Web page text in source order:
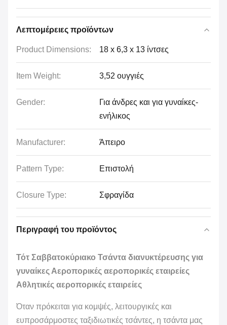
Λεπτομέρειες προϊόντων
Product Dimensions: 18 x 6,3 x 13 ίντσες
Item Weight: 3,52 ουγγιές
Gender:
Για άνδρες και για γυναίκες-
ενήλικος
Manufacturer: Άπειρο
Pattern Type: Επιστολή
Closure Type: Σφραγίδα
Περιγραφή του προϊόντος
Τότ Σαββατοκύριακο Τσάντα διανυκτέρευσης για
γυναίκες Αεροπορικές αεροπορικές εταιρείες
Αθλητικές αεροπορικές εταιρείες
Όταν πρόκειται για κομψές, λειτουργικές και
ευπροσάρμοστες ταξιδιωτικές τσάντες, η τσάντα μας